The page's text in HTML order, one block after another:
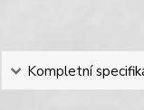
Kompletní